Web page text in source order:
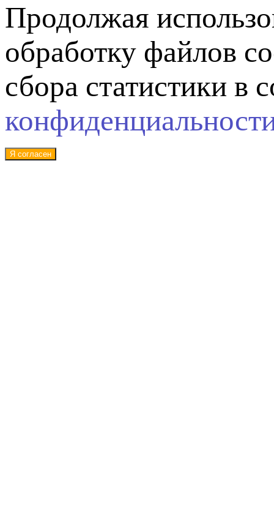
Продолжая
обработку файлов
сбора статистики в
Я согласен